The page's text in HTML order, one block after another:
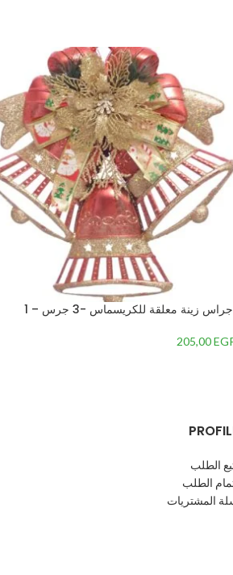
زينة معلقة للكريسماس -3 جرس – 1
205,00
الطلب
الطلب
المشتريات